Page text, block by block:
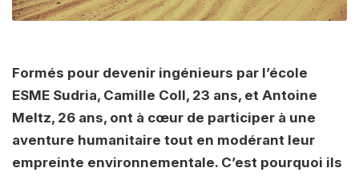
Formés pour devenir ingénieurs par l’école
ESME Sudria, Camille Coll, 23 ans, et Antoine
Meltz, 26 ans, ont à cœur de participer à une
aventure humanitaire tout en modérant leur
empreinte environnementale. C’est pourquoi ils